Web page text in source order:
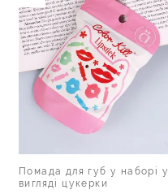
Помада для губ у наборі у
вигляді цукерки